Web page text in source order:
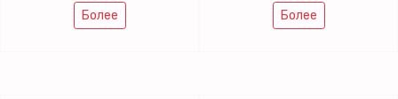
Более Более